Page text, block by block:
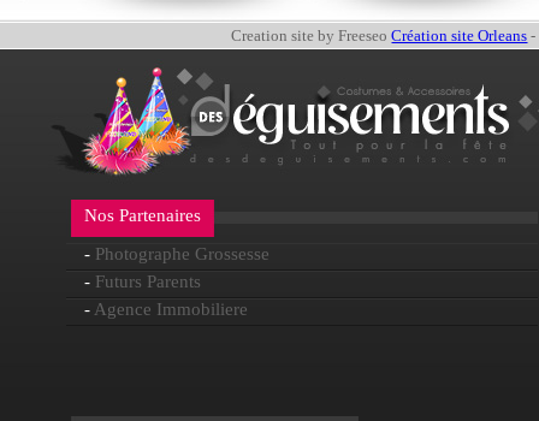
Creation site by FreeseoCréation site Orleans -
Nos Partenaires
- Photographe Grossesse
- Futurs Parents
- Agence Immobiliere